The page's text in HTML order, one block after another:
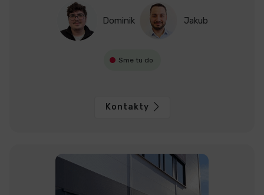
Dominik Jakub
Sme tu do
Kontakty